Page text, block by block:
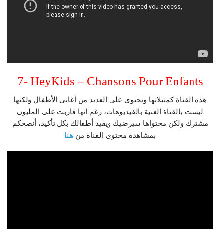
7- HeyKids – Chansons Pour Enfants
هذه القناة كمثيلاتها وتحتوى على العديد من أغانى الأطفال ولكنها
ليست بالقناة الغنية بالفيديوهات، رغم انها قاربت على المليون
مشترك ولكن محتواها سيرضيك ويفيد أطفالك بكل تأكيد، أنصحكم
بمشاهدة محتوى القناة من هنا